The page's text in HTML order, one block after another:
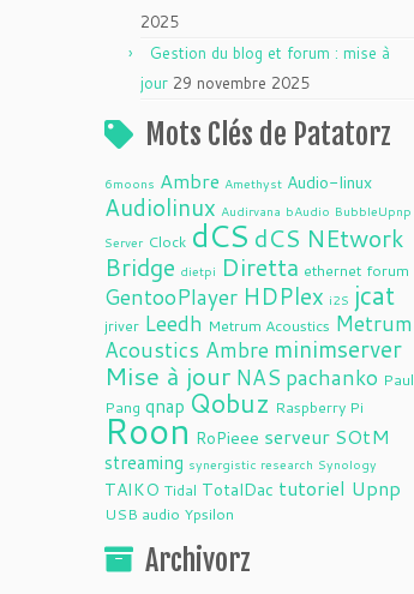
2025
Gestion du blog et forum : mise à
jour 29 novembre 2025
Mots Clés de Patatorz
6moons Ambre Amethyst Audio-linux
Audiolinux Audirvana bAudio BubbleUpnp
Server Clock dCS dCS NEtwork
Bridge dietpi Diretta ethernet forum
GentooPlayer HDPlex i2S jcat
jriver Leedh Metrum Acoustics Metrum
Acoustics Ambre minimserver
Mise à jour NAS pachanko Paul
Pang qnap Qobuz Raspberry Pi
Roon RoPieee serveur SOtM
streaming synergistic research Synology
TAIKO Tidal TotalDac tutoriel Upnp
USB audio Ypsilon
Archivorz